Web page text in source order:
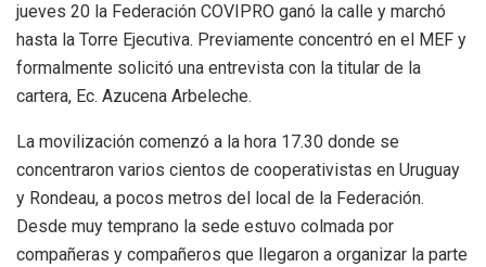
jueves 20 la Federación COVIPRO ganó la calle y marchó
hasta la Torre Ejecutiva. Previamente concentró en el MEF y
formalmente solicitó una entrevista con la titular de la
cartera, Ec. Azucena Arbeleche.
La movilización comenzó a la hora 17.30 donde se
concentraron varios cientos de cooperativistas en Uruguay
y Rondeau, a pocos metros del local de la Federación.
Desde muy temprano la sede estuvo colmada por
compañeras y compañeros que llegaron a organizar la parte